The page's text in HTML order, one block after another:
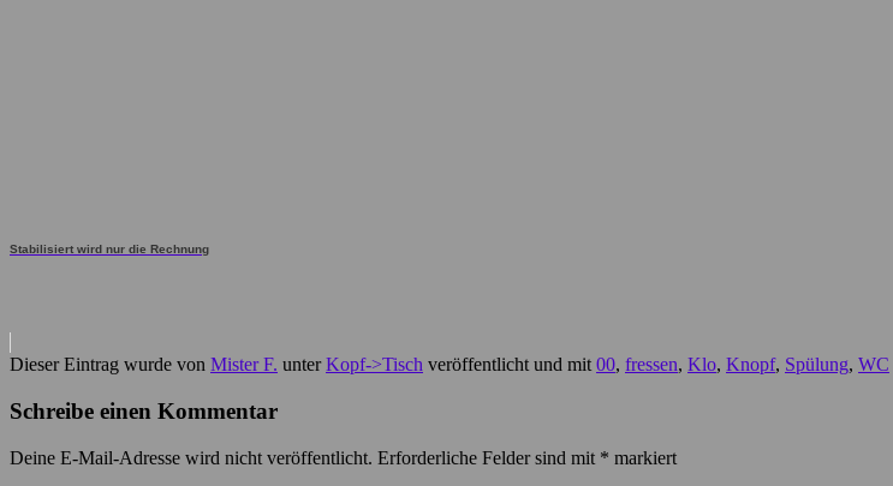
Stabilisiert wird nur die Rechnung
Dieser Eintrag wurde von Mister F. unterKopf->Tisch veröffentlicht und mit 00, fressen, Klo, Knopf, Spülung, WC
Schreibe einen Kommentar
Deine E-Mail-Adresse wird nicht veröffentlicht. Erforderliche Felder sind mit * markiert